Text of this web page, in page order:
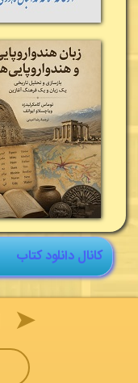
کانال دانلود کتاب
➤